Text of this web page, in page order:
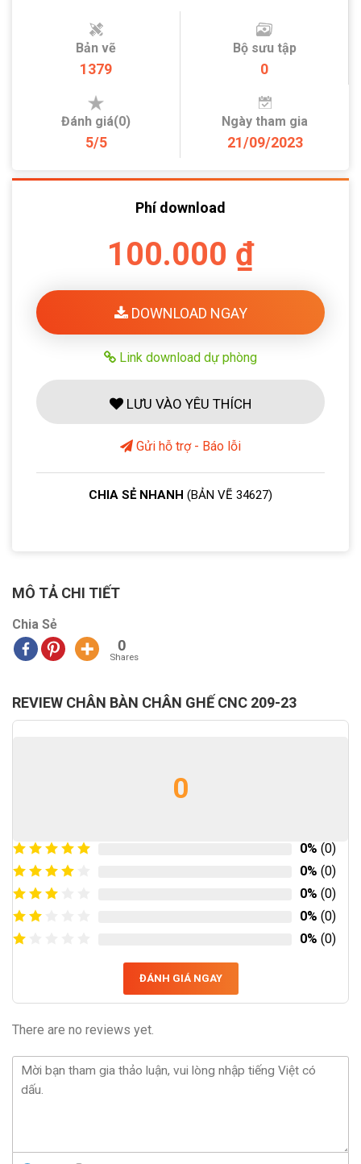
Bản vẽ
1379
Bộ sưu tập
0
Đánh giá(0)
5/5
Ngày tham gia
21/09/2023
Phí download
100.000 ₫
DOWNLOAD NGAY
Link download dự phòng
LƯU VÀO YÊU THÍCH
Gửi hỗ trợ - Báo lỗi
CHIA SẺ NHANH (BẢN VẼ 34627)
MÔ TẢ CHI TIẾT
Chia Sẻ
0
Shares
REVIEW CHÂN BÀN CHÂN GHẾ CNC 209-23
0
0% (0)
0% (0)
0% (0)
0% (0)
0% (0)
ĐÁNH GIÁ NGAY
There are no reviews yet.